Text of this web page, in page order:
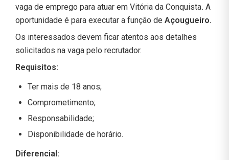
vaga de emprego para atuar em Vitória da Conquista. A
oportunidade é para executar a função de Açougueiro.
Os interessados devem ficar atentos aos detalhes
solicitados na vaga pelo recrutador.
Requisitos:
Ter mais de 18 anos;
Comprometimento;
Responsabilidade;
Disponibilidade de horário.
Diferencial: